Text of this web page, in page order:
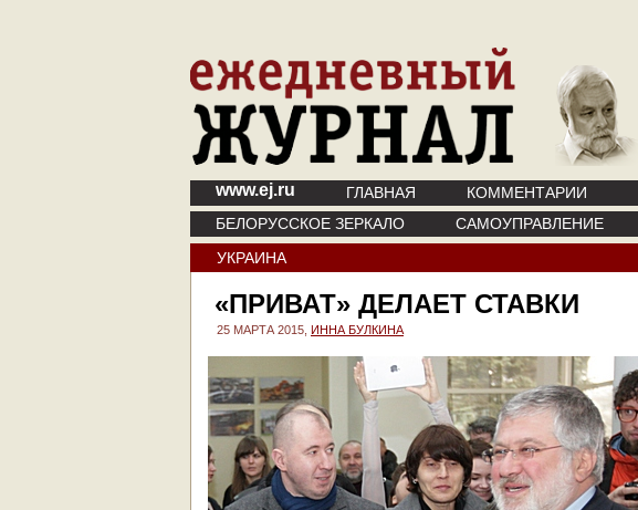
www.ej.ru ГЛАВНАЯ КОММЕНТАРИИ
БЕЛОРУССКОЕ ЗЕРКАЛО
САМОУПРАВЛЕНИЕ
УКРАИНА
«ПРИВАТ» ДЕЛАЕТ СТАВКИ
25 МАРТА 2015, ИННА БУЛКИНА